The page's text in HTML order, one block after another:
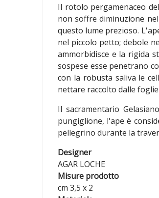
Il rotolo pergamenaceo
non soffre diminuzione
questo lume prezioso.
nel piccolo petto; debole
ammorbidisce e la rigida
sospese esse penetrano
con la robusta saliva le
nettare raccolto dalle foglie.
Il sacramentario
pungiglione, l'ape è
pellegrino durante la
Designer
AGAR LOCHE
Misure prodotto
cm 3,5 x 2